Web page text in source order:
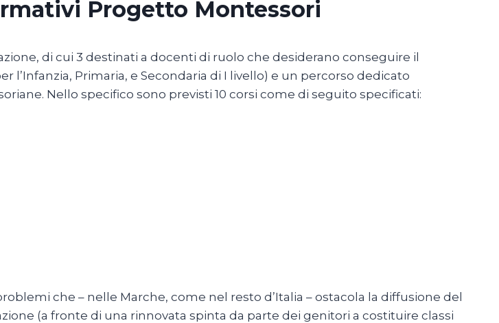
Progetto Montessori
di cui 3 destinati a docenti di ruolo che desiderano conseguire il
Primaria, e Secondaria di I livello) e un percorso dedicato
Nello specifico sono previsti 10 corsi come di seguito specificati:
che – nelle Marche, come nel resto d’Italia – ostacola la diffusione del
(a fronte di una rinnovata spinta da parte dei genitori a costituire classi